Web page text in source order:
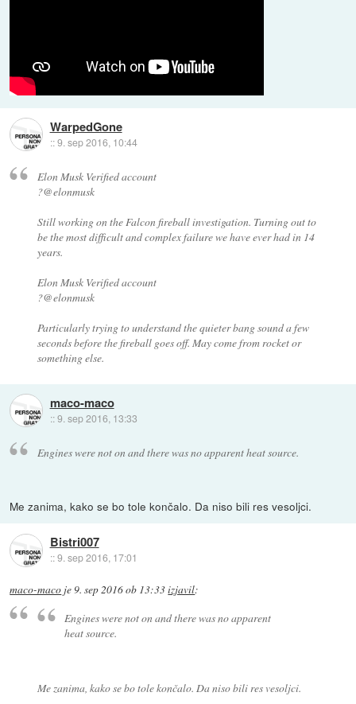
WarpedGone
::9. sep 2016, 10:44
Elon Musk Verified account
?@elonmusk
Still working on the Falcon fireball investigation. Turning out to
be the most difficult and complex failure we have ever had in 14
years.
Elon Musk Verified account
?@elonmusk
Particularly trying to understand the quieter bang sound a few
seconds before the fireball goes off. May come from rocket or
something else.
maco-maco
::9. sep 2016, 13:33
Engines were not on and there was no apparent heat source.
Me zanima, kako se bo tole končalo. Da niso bili res vesoljci.
Bistri007
::9. sep 2016, 17:01
maco-maco je9. sep 2016 ob 13:33izjavil:
Engines were not on and there was no apparent
heat source.
Me zanima, kako se bo tole končalo. Da niso bili res vesoljci.